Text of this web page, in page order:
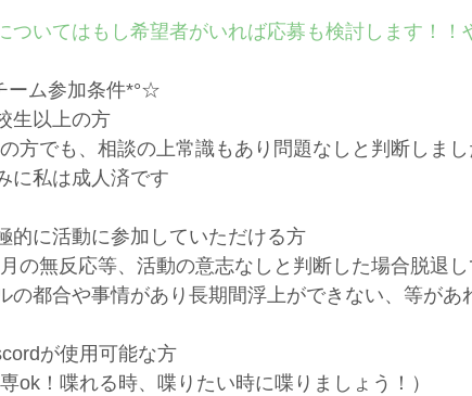
ついてはもし希望者がいれば応募も検討します！！
ーム参加条件*°☆
生以上の方
方でも、相談の上常識もあり問題なしと判断しま
に私は成人済です
的に活動に参加していただける方
の無反応等、活動の意志なしと判断した場合脱退
の都合や事情があり長期間浮上ができない、等があ
が使用可能な方
ok！喋れる時、喋りたい時に喋りましょう！）